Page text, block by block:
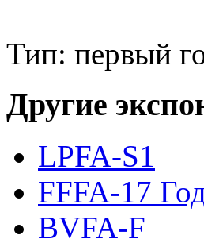
Тип: первый
Другие
LPFA-S1
FFFA-17
BVFA-F